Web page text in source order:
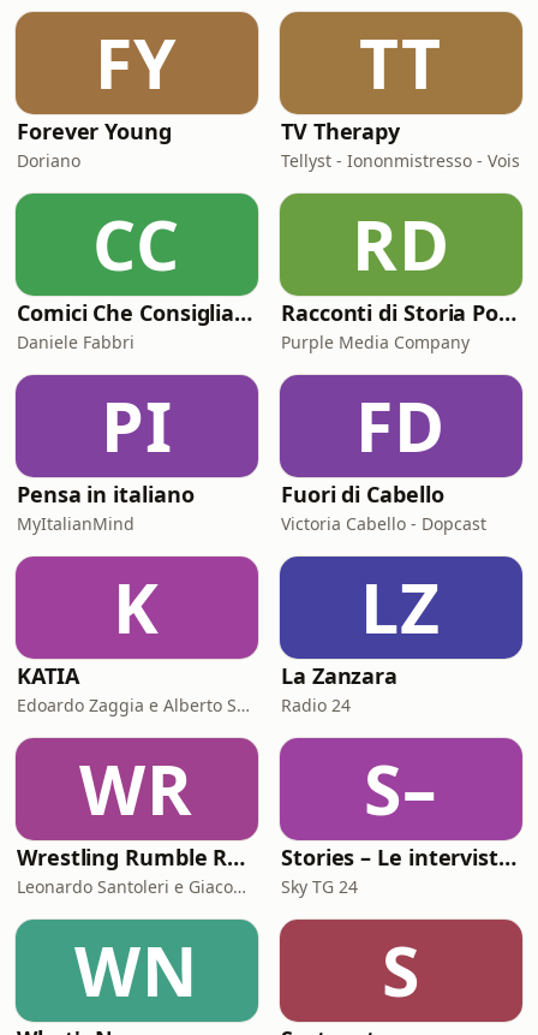
arrivare a oggi, dove non solo
continua a viverle, ma le vendeE
fidatevi, ne v
FY
Forever Young
Doriano
TT
TV Therapy
Tellyst - Iononmistresso - Vois
CC
Comici Che Consigliano Cose
Daniele Fabbri
RD
Racconti di Storia Podcast
Purple Media Company
PI
Pensa in italiano
MyItalianMind
FD
Fuori di Cabello
Victoria Cabello - Dopcast
K
KATIA
Edoardo Zaggia e Alberto Sacco
LZ
La Zanzara
Radio 24
WR
Wrestling Rumble Room Podcast
Leonardo Santoleri e Giacomo Toniaccini
S–
Stories – Le interviste di Omar Schillaci
Sky TG 24
WN S